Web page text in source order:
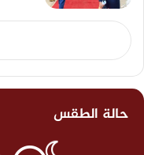
حالة الطقس